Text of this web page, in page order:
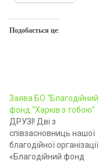
Подобається це:
Заява БО “Благодійний
фонд “Харків з тобою”
ДРУЗІ! Дві з
співзасновниць нашої
благодійної організації
«Благодійний фонд